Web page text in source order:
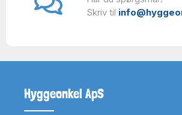
Skriv til
Hyggeonkel ApS